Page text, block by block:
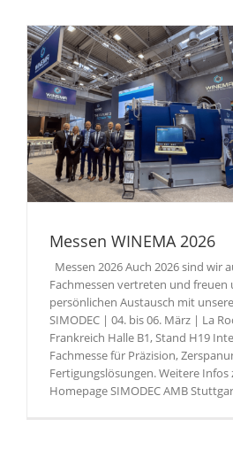
Messen WINEMA 2026
Messen 2026 Auch 2026 sind wir
Fachmessen vertreten und freuen
persönlichen Austausch mit
SIMODEC | 04. bis 06. März | La
Frankreich Halle B1, Stand H19
Fachmesse für Präzision,
Fertigungslösungen. Weitere Infos
Homepage SIMODEC AMB